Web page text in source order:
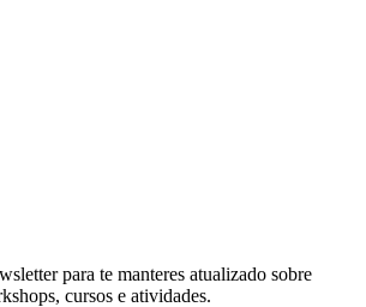
para te manteres atualizado sobre
cursos e atividades.